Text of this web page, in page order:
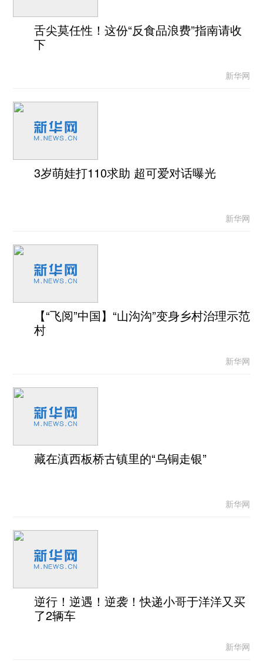
舌尖莫任性！这份“反食品浪费”指南请收
下
新华网
3岁萌娃打110求助 超可爱对话曝光
新华网
【“飞阅”中国】“山沟沟”变身乡村治理示范
村
新华网
藏在滇西板桥古镇里的“乌铜走银”
新华网
逆行！逆遇！逆袭！快递小哥于洋洋又买
了2辆车
新华网